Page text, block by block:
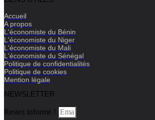
Accueil
A propos
L'économiste du Bénin
L'économiste du Niger
L'économiste du Mali
L'économiste du Sénégal
Politique de confidentialités
Politique de cookies
Mention légale
NEWSLETTER
Restez informé !